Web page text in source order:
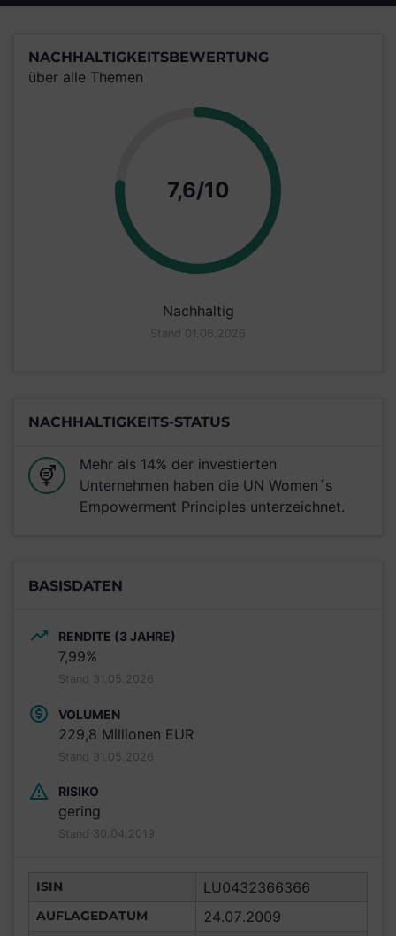
NACHHALTIGKEITSBEWERTUNG
über alle Themen
7,6/10 Punkte
Nachhaltig
Stand 01.06.2026
NACHHALTIGKEITS-STATUS
Mehr als 14% der investierten
Unternehmen haben die UN Women´s
Empowerment Principles unterzeichnet.
BASISDATEN
RENDITE (3 JAHRE)
7,99%
Stand 31.05.2026
VOLUMEN
229,8 Millionen EUR
Stand 31.05.2026
RISIKO
gering
Stand 30.04.2019
ISIN LU0432366366
AUFLAGEDATUM 24.07.2009